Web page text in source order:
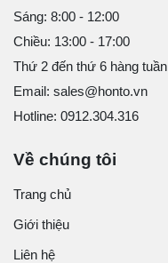
Sáng: 8:00 - 12:00
Chiều: 13:00 - 17:00
Thứ 2 đến thứ 6 hàng tuần
Email: sales@honto.vn
Hotline: 0912.304.316
Về chúng tôi
Trang chủ
Giới thiệu
Liên hệ